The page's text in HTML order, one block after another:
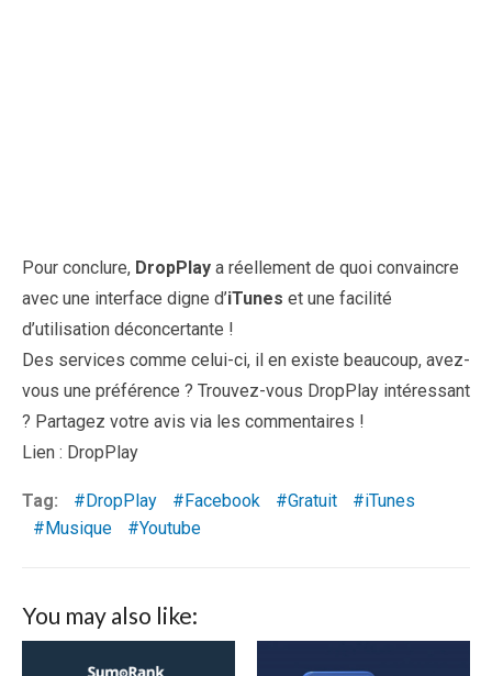
Pour conclure, DropPlay a réellement de quoi convaincre
avec une interface digne d’iTunes et une facilité
d’utilisation déconcertante !
Des services comme celui-ci, il en existe beaucoup, avez-
vous une préférence ? Trouvez-vous DropPlay intéressant
? Partagez votre avis via les commentaires !
Lien : DropPlay
Tag: DropPlay Facebook Gratuit
iTunes
Musique
Youtube
You may also like: